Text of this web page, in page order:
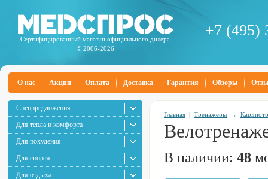
Сертифицированный магазин официального дилера
© 2006-2026
+7 (495)
О нас Акции Оплата Доставка Гарантия Обзоры
Спецпредложения
Для тепла и комфорта
Для похудения
Для спорта
Для отдыха
Главная | Тренажеры →
В наличии: 48